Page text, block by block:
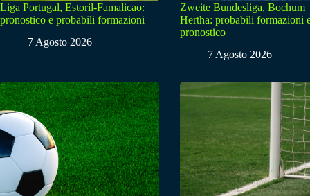
Liga Portugal, Estoril-Famalicao:
pronostico e probabili formazioni
7 Agosto 2026
Zweite Bundesliga, Bochum
Hertha: probabili formazioni
pronostico
7 Agosto 2026